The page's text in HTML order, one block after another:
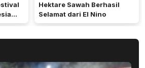
Hektare Sawah Berhasil
Selamat dari El Nino